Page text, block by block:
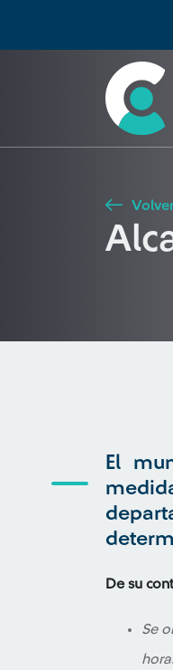
Seleccione país
Buscar
Volver
El
De su
Se